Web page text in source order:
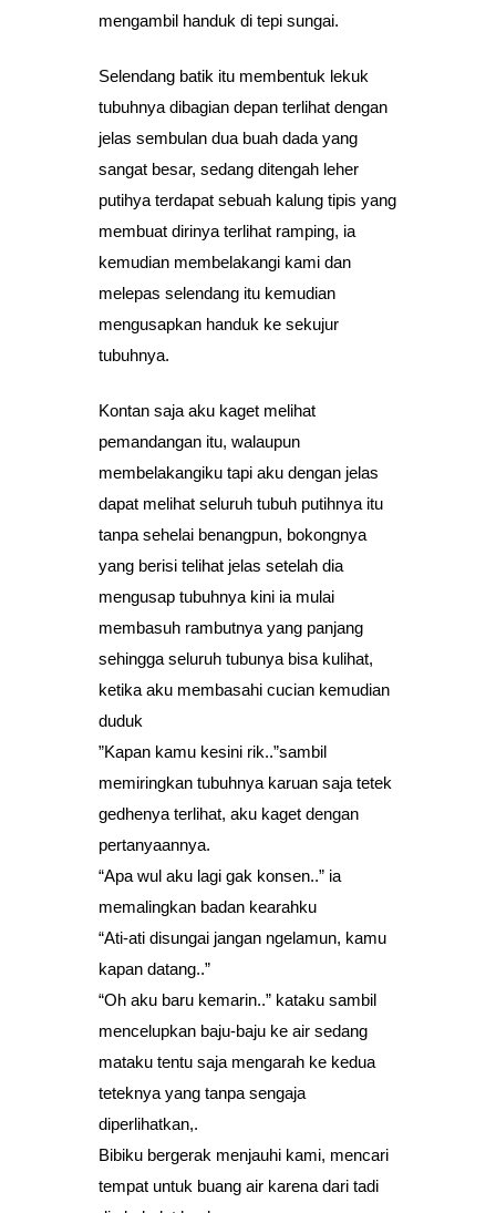
mengambil handuk di tepi sungai.
Selendang batik itu membentuk lekuk
tubuhnya dibagian depan terlihat dengan
jelas sembulan dua buah dada yang
sangat besar, sedang ditengah leher
putihya terdapat sebuah kalung tipis yang
membuat dirinya terlihat ramping, ia
kemudian membelakangi kami dan
melepas selendang itu kemudian
mengusapkan handuk ke sekujur
tubuhnya.
Kontan saja aku kaget melihat
pemandangan itu, walaupun
membelakangiku tapi aku dengan jelas
dapat melihat seluruh tubuh putihnya itu
tanpa sehelai benangpun, bokongnya
yang berisi telihat jelas setelah dia
mengusap tubuhnya kini ia mulai
membasuh rambutnya yang panjang
sehingga seluruh tubunya bisa kulihat,
ketika aku membasahi cucian kemudian
duduk
”Kapan kamu kesini rik..”sambil
memiringkan tubuhnya karuan saja tetek
gedhenya terlihat, aku kaget dengan
pertanyaannya.
“Apa wul aku lagi gak konsen..” ia
memalingkan badan kearahku
“Ati-ati disungai jangan ngelamun, kamu
kapan datang..”
“Oh aku baru kemarin..” kataku sambil
mencelupkan baju-baju ke air sedang
mataku tentu saja mengarah ke kedua
teteknya yang tanpa sengaja
diperlihatkan,.
Bibiku bergerak menjauhi kami, mencari
tempat untuk buang air karena dari tadi